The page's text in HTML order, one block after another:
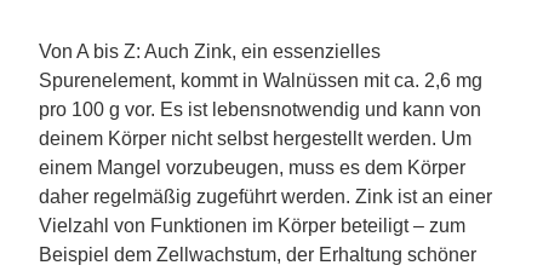
Von A bis Z: Auch Zink, ein essenzielles
Spurenelement, kommt in Walnüssen mit ca. 2,6 mg
pro 100 g vor. Es ist lebensnotwendig und kann von
deinem Körper nicht selbst hergestellt werden. Um
einem Mangel vorzubeugen, muss es dem Körper
daher regelmäßig zugeführt werden. Zink ist an einer
Vielzahl von Funktionen im Körper beteiligt – zum
Beispiel dem Zellwachstum, der Erhaltung schöner